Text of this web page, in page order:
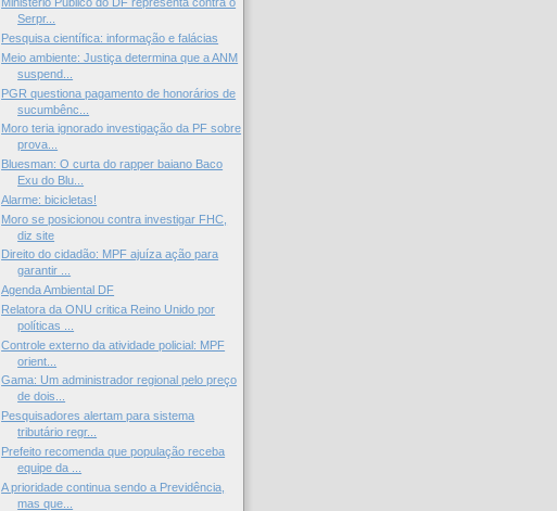
Ministério Público do DF representa contra o
Serpr...
Pesquisa científica: informação e falácias
Meio ambiente: Justiça determina que a ANM
suspend...
PGR questiona pagamento de honorários de
sucumbênc...
Moro teria ignorado investigação da PF sobre
prova...
Bluesman: O curta do rapper baiano Baco
Exu do Blu...
Alarme: bicicletas!
Moro se posicionou contra investigar FHC,
diz site
Direito do cidadão: MPF ajuíza ação para
garantir ...
Agenda Ambiental DF
Relatora da ONU critica Reino Unido por
políticas ...
Controle externo da atividade policial: MPF
orient...
Gama: Um administrador regional pelo preço
de dois...
Pesquisadores alertam para sistema
tributário regr...
Prefeito recomenda que população receba
equipe da ...
A prioridade continua sendo a Previdência,
mas que...